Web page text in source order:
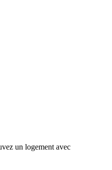
un logement avec